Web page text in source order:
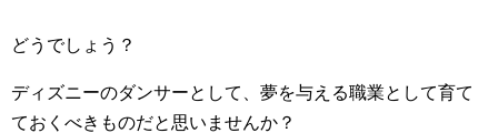
どうでしょう？
ディズニーのダンサーとして、夢を与える職業として育て
ておくべきものだと思いませんか？